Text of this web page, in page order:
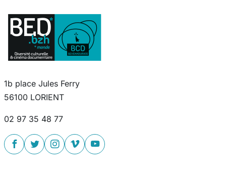
1b place Jules Ferry
56100 LORIENT
02 97 35 48 77